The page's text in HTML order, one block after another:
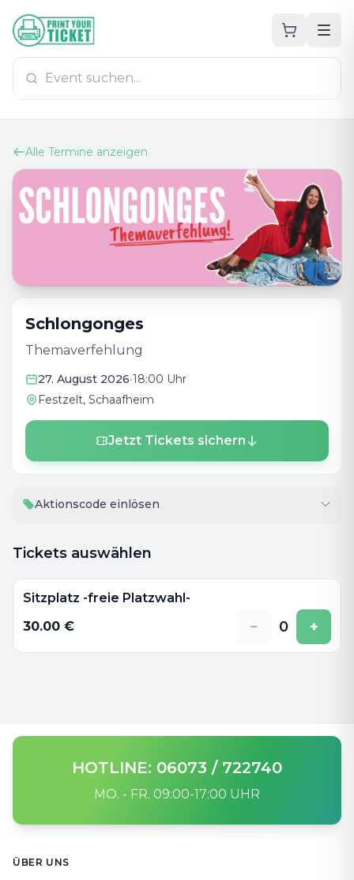
Zum Hauptinhalt
PrintYourTicket
Alle Termine anzeigen
Schlongonges
Themaverfehlung
27. August 2026•18:00 Uhr
Festzelt, Schaafheim
Jetzt Tickets sichern
Aktionscode einlösen
Tickets auswählen
Sitzplatz -freie Platzwahl-
30.00 € − 0 +
HOTLINE: 06073 / 722740
MO. - FR. 09:00-17:00 UHR
ÜBER UNS